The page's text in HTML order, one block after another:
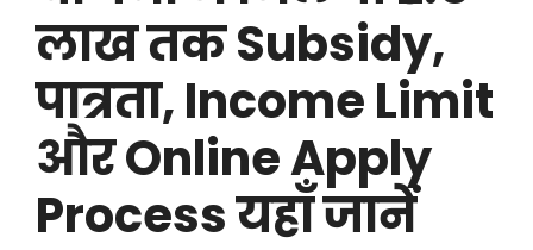
लाख तक Subsidy,
पात्रता, Income Limit
और Online Apply
Process यहाँ जानें